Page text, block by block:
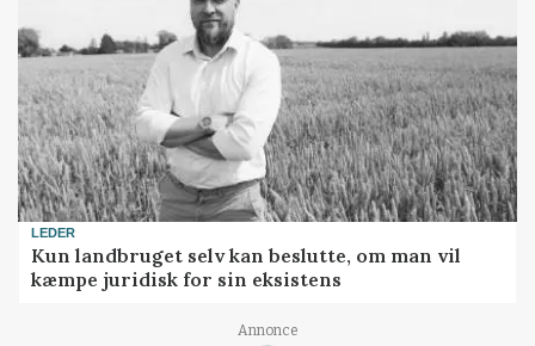
LEDER
Kun landbruget selv kan beslutte, om man vil
kæmpe juridisk for sin eksistens
Annonce